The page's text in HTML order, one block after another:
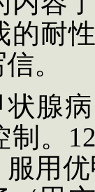
的耐
。
腺
。
用